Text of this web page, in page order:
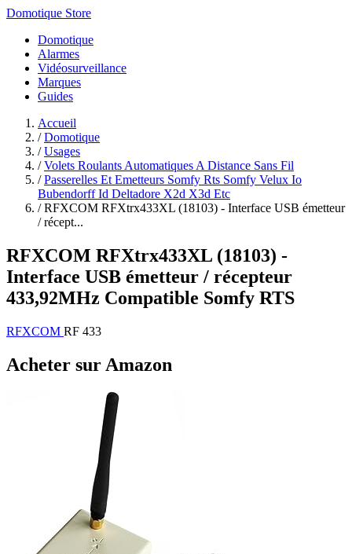
Domotique Store
Domotique
Alarmes
Vidéosurveillance
Marques
Guides
Accueil
/ Domotique
/ Usages
/ Volets Roulants Automatiques A Distance Sans Fil
/ Passerelles Et Emetteurs Somfy Rts Somfy Velux Io
Bubendorff Id Deltadore X2d X3d Etc
/ RFXCOM RFXtrx433XL (18103) - Interface USB émetteur
/ récept...
RFXCOM RFXtrx433XL (18103) -
Interface USB émetteur / récepteur
433,92MHz Compatible Somfy RTS
RFXCOM RF 433
Acheter sur Amazon